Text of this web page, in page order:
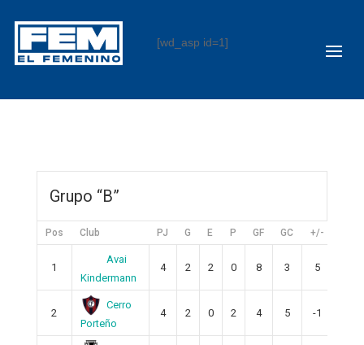
[wd_asp id=1]
Grupo “B”
Pos Club PJ G E P GF GC +/-
1
Avai
Kindermann
4 2 2 0 8 3 5
2
Cerro
Porteño
4 2 0 2 4 5 -1